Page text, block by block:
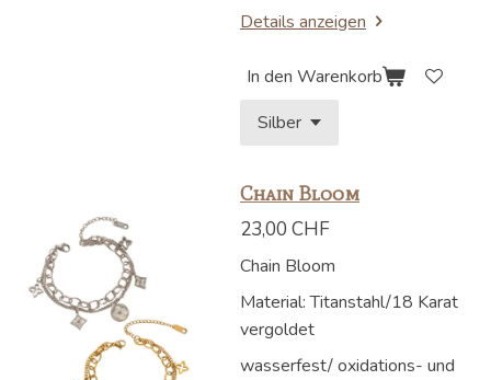
Details anzeigen
In den Warenkorb
Chain Bloom
23,00 CHF
Chain Bloom
Material: Titanstahl/18 Karat
vergoldet
wasserfest/ oxidations- und